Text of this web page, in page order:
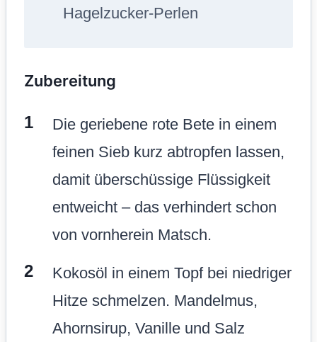
Hagelzucker-Perlen
Zubereitung
Die geriebene rote Bete in einem
feinen Sieb kurz abtropfen lassen,
damit überschüssige Flüssigkeit
entweicht – das verhindert schon
von vornherein Matsch.
Kokosöl in einem Topf bei niedriger
Hitze schmelzen. Mandelmus,
Ahornsirup, Vanille und Salz